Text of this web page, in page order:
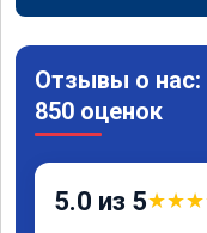
Отзывы о нас:
850 оценок
5.0 из 5★★★